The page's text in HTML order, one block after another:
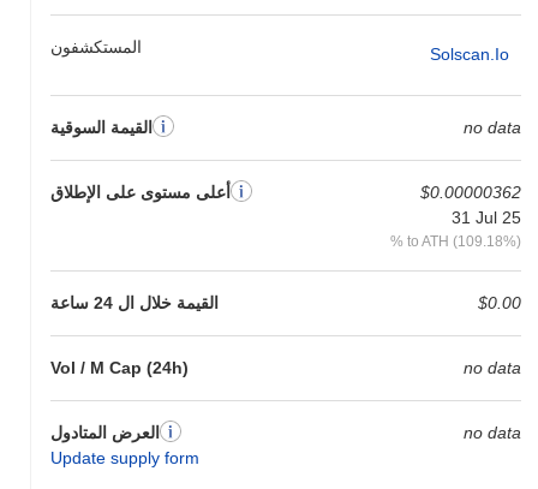
المستكشفون Solscan.io
القيمة السوقية no data
أعلى مستوى على الإطلاق
$0.00000362
31 Jul 25
% to ATH (109.18%)
القيمة خلال ال 24 ساعة $0.00
Vol / M Cap (24h) no data
العرض المتادول
Update supply form
no data